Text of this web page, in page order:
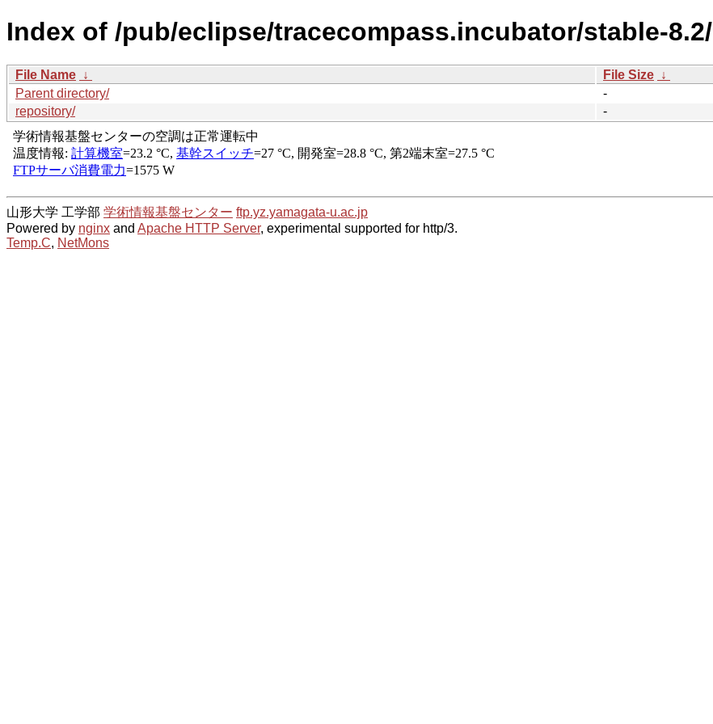
Index of /pub/eclipse/tracecompass.incubator/stable-8.2/
File Name ↓ File Size ↓
Parent directory/
-
repository/
-
山形大学 工学部 学術情報基盤センター ftp.yz.yamagata-u.ac.jp
Powered by nginx and Apache HTTP Server, experimental supported for http/3.
Temp.C, NetMons